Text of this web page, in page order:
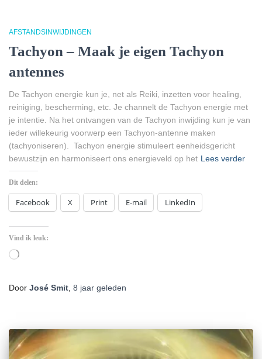
AFSTANDSINWIJDINGEN
Tachyon – Maak je eigen Tachyon
antennes
De Tachyon energie kun je, net als Reiki, inzetten voor healing,
reiniging, bescherming, etc. Je channelt de Tachyon energie met
je intentie. Na het ontvangen van de Tachyon inwijding kun je van
ieder willekeurig voorwerp een Tachyon-antenne maken
(tachyoniseren). Tachyon energie stimuleert eenheidsgericht
bewustzijn en harmoniseert ons energieveld op het Lees verder
Dit delen:
Facebook X Print E-mail LinkedIn
Vind ik leuk:
Aan
Door José Smit 8 jaar geleden